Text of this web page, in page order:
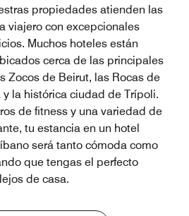
propiedades atienden las
viajero con excepcionales
Muchos hoteles están
cerca de las principales
Zocos de Beirut, las Rocas de
la histórica ciudad de Trípoli.
de fitness y una variedad de
tu estancia en un hotel
será tanto cómoda como
que tengas el perfecto
de casa.